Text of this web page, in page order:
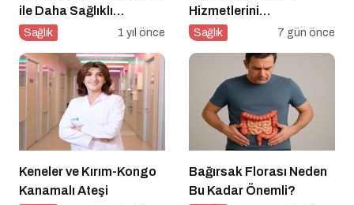
ile Daha Sağlıklı
Yaşamak
Sağlık 1 yıl önce
Hizmetlerini
Dönüştürüyor
Sağlık 7 gün önce
Keneler ve Kırım-Kongo
Kanamalı Ateşi
Bağırsak Florası Neden
Bu Kadar Önemli?